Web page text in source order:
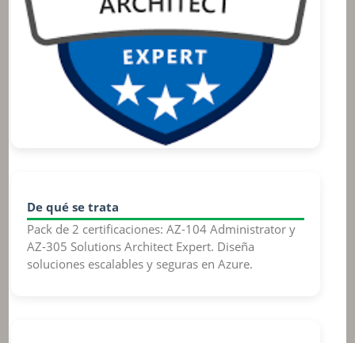
De qué se trata
Pack de 2 certificaciones: AZ-104 Administrator y
AZ-305 Solutions Architect Expert. Diseña
soluciones escalables y seguras en Azure.